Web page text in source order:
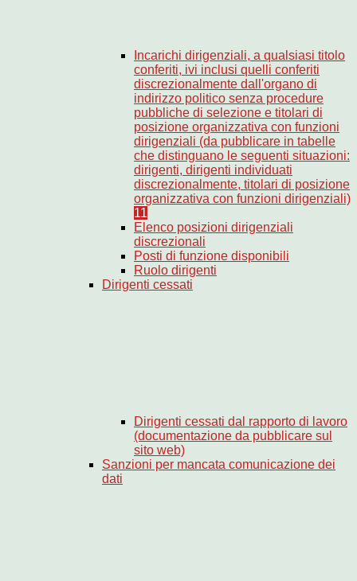
Incarichi dirigenziali, a qualsiasi titolo
conferiti, ivi inclusi quelli conferiti
discrezionalmente dall'organo di
indirizzo politico senza procedure
pubbliche di selezione e titolari di
posizione organizzativa con funzioni
dirigenziali (da pubblicare in tabelle
che distinguano le seguenti situazioni:
dirigenti, dirigenti individuati
discrezionalmente, titolari di posizione
organizzativa con funzioni dirigenziali)
11
Elenco posizioni dirigenziali
discrezionali
Posti di funzione disponibili
Ruolo dirigenti
Dirigenti cessati
Dirigenti cessati dal rapporto di lavoro
(documentazione da pubblicare sul
sito web)
Sanzioni per mancata comunicazione dei
dati